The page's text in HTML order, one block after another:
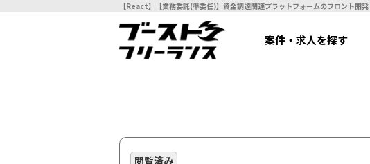
案件・求人を探す
閲覧済み